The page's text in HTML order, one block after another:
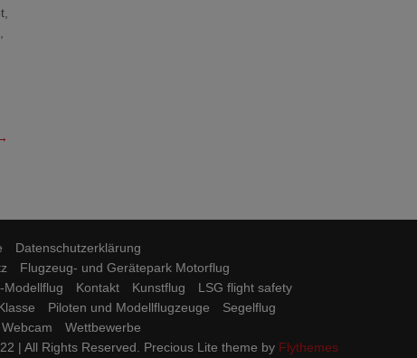
Datenschutzerklärung
Flugzeug- und Gerätepark Motorflug
Kontakt Kunstflug
LSG flight safety
Piloten und Modellflugzeuge
Segelflug
Webcam
Wettbewerbe
| All Rights Reserved. Precious Lite theme by Flythemes